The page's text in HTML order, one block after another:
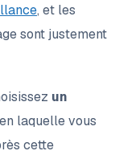
, et les
sont justement
un
laquelle vous
cette